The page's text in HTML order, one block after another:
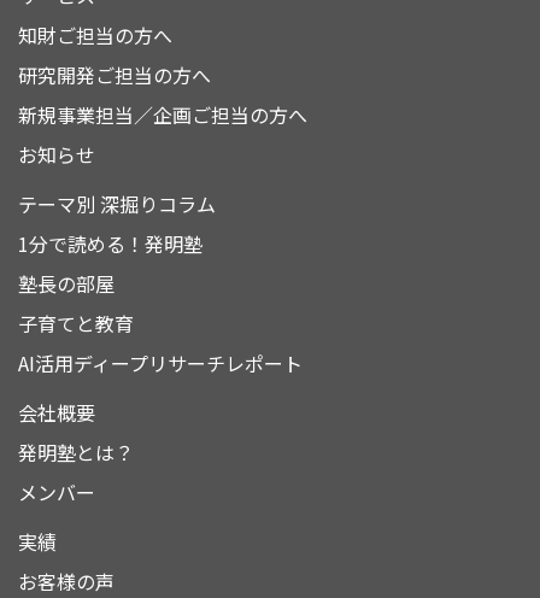
知財ご担当の方へ
研究開発ご担当の方へ
新規事業担当／企画ご担当の方へ
お知らせ
テーマ別 深掘りコラム
1分で読める！発明塾
塾長の部屋
子育てと教育
AI活用ディープリサーチレポート
会社概要
発明塾とは？
メンバー
実績
お客様の声